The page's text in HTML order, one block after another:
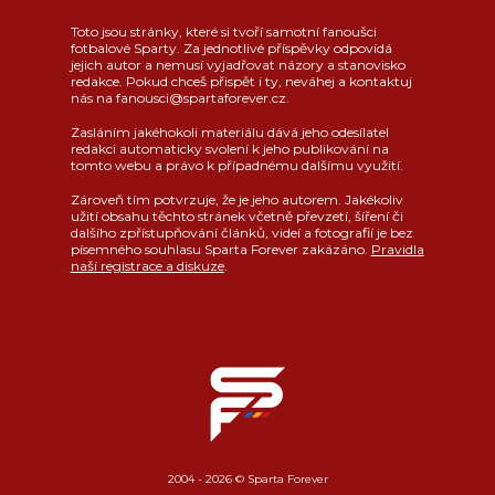
Toto jsou stránky, které si tvoří samotní fanoušci
fotbalové Sparty. Za jednotlivé příspěvky odpovídá
jejich autor a nemusí vyjadřovat názory a stanovisko
redakce. Pokud chceš přispět i ty, neváhej a kontaktuj
nás na fanousci@spartaforever.cz.
Zasláním jakéhokoli materiálu dává jeho odesílatel
redakci automaticky svolení k jeho publikování na
tomto webu a právo k případnému dalšímu využití.
Zároveň tím potvrzuje, že je jeho autorem. Jakékoliv
užití obsahu těchto stránek včetně převzetí, šíření či
dalšího zpřístupňování článků, videí a fotografií je bez
písemného souhlasu Sparta Forever zakázáno. Pravidla
naší registrace a diskuze.
2004 - 2026 © Sparta Forever